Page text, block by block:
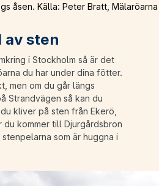
åsen. Källa: Peter Bratt,
av sten
i Stockholm så är det
du har under dina fötter.
men om du går längs
Strandvägen så kan du
kliver på sten från Ekerö,
du kommer till Djurgårdsbron
som är huggna i